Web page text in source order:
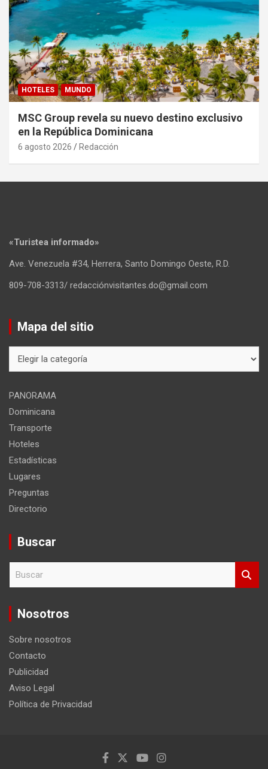
HOTELES MUNDO
MSC Group revela su nuevo destino exclusivo
en la República Dominicana
6 agosto 2026 Redacción
«Turistea informado»
Ave. Venezuela #34, Herrera, Santo Domingo Oeste, R.D.
809-708-3313/ redacciónvisitantes.do@gmail.com
Mapa del sitio
del
PANORAMA
Dominicana
Transporte
Hoteles
Estadísticas
Lugares
Preguntas
Directorio
Buscar
c
Nosotros
Sobre nosotros
Contacto
Publicidad
Aviso Legal
Política de Privacidad